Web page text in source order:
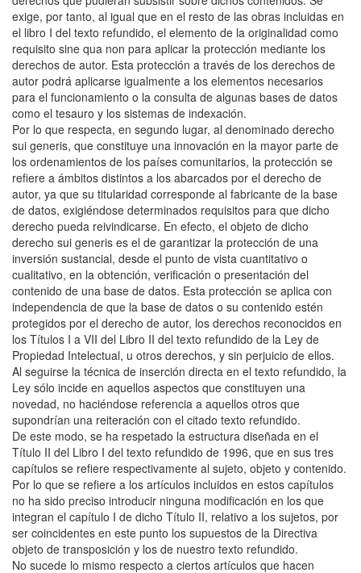
exige, por tanto, al igual que en el resto de las obras incluidas en
el libro I del texto refundido, el elemento de la originalidad como
requisito sine qua non para aplicar la protección mediante los
derechos de autor. Esta protección a través de los derechos de
autor podrá aplicarse igualmente a los elementos necesarios
para el funcionamiento o la consulta de algunas bases de datos
como el tesauro y los sistemas de indexación.
Por lo que respecta, en segundo lugar, al denominado derecho
sui generis, que constituye una innovación en la mayor parte de
los ordenamientos de los países comunitarios, la protección se
refiere a ámbitos distintos a los abarcados por el derecho de
autor, ya que su titularidad corresponde al fabricante de la base
de datos, exigiéndose determinados requisitos para que dicho
derecho pueda reivindicarse. En efecto, el objeto de dicho
derecho sui generis es el de garantizar la protección de una
inversión sustancial, desde el punto de vista cuantitativo o
cualitativo, en la obtención, verificación o presentación del
contenido de una base de datos. Esta protección se aplica con
independencia de que la base de datos o su contenido estén
protegidos por el derecho de autor, los derechos reconocidos en
los Títulos I a VII del Libro II del texto refundido de la Ley de
Propiedad Intelectual, u otros derechos, y sin perjuicio de ellos.
Al seguirse la técnica de inserción directa en el texto refundido, la
Ley sólo incide en aquellos aspectos que constituyen una
novedad, no haciéndose referencia a aquellos otros que
supondrían una reiteración con el citado texto refundido.
De este modo, se ha respetado la estructura diseñada en el
Título II del Libro I del texto refundido de 1996, que en sus tres
capítulos se refiere respectivamente al sujeto, objeto y contenido.
Por lo que se refiere a los artículos incluidos en estos capítulos
no ha sido preciso introducir ninguna modificación en los que
integran el capítulo I de dicho Título II, relativo a los sujetos, por
ser coincidentes en este punto los supuestos de la Directiva
objeto de transposición y los de nuestro texto refundido.
No sucede lo mismo respecto a ciertos artículos que hacen